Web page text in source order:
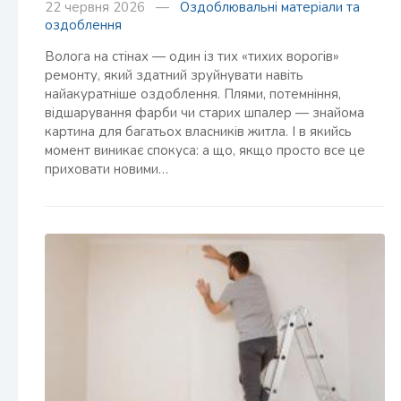
22 червня 2026 — Оздоблювальні матеріали та
оздоблення
Волога на стінах — один із тих «тихих ворогів»
ремонту, який здатний зруйнувати навіть
найакуратніше оздоблення. Плями, потемніння,
відшарування фарби чи старих шпалер — знайома
картина для багатьох власників житла. І в якийсь
момент виникає спокуса: а що, якщо просто все це
приховати новими…